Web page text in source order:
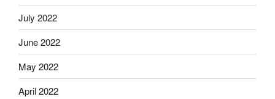
July 2022
June 2022
May 2022
April 2022